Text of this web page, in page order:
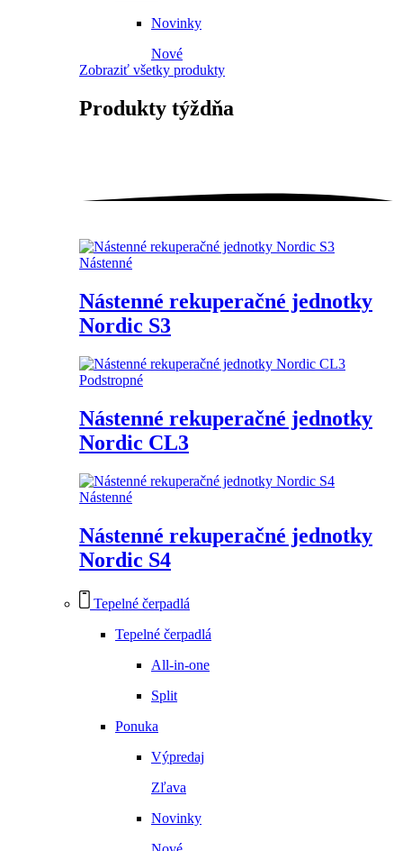
Novinky
Nové
Zobraziť všetky produkty
Produkty týždňa
Nástenné
Nástenné rekuperačné jednotky
Nordic S3
Podstropné
Nástenné rekuperačné jednotky
Nordic CL3
Nástenné
Nástenné rekuperačné jednotky
Nordic S4
Tepelné čerpadlá
Tepelné čerpadlá
All-in-one
Split
Ponuka
Výpredaj
Zľava
Novinky